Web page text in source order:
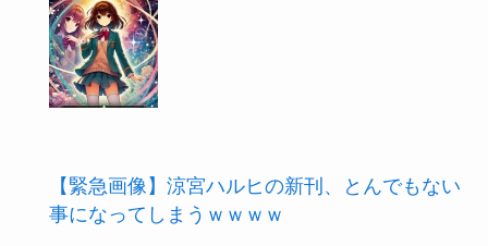
【緊急画像】涼宮ハルヒの新刊、とんでもない
事になってしまうｗｗｗｗ